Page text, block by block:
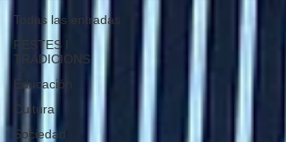
Todas las entradas
FESTES I
TRADICIONS
Educación
Cultura
Sociedad